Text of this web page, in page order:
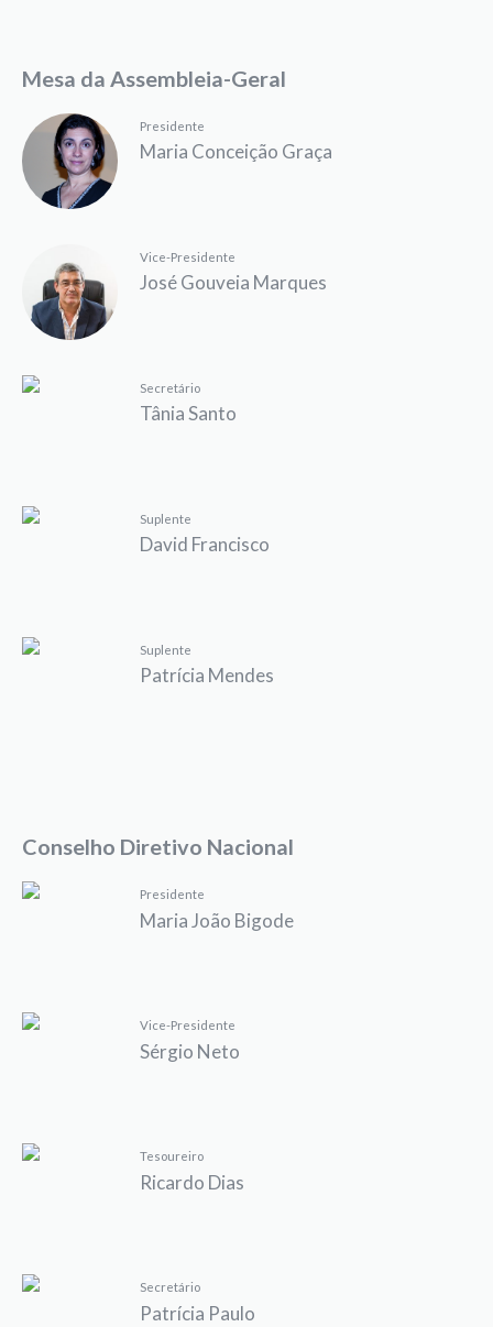
Mesa da Assembleia-Geral
Presidente
Maria Conceição Graça
Vice-Presidente
José Gouveia Marques
Secretário
Tânia Santo
Suplente
David Francisco
Suplente
Patrícia Mendes
Conselho Diretivo Nacional
Presidente
Maria João Bigode
Vice-Presidente
Sérgio Neto
Tesoureiro
Ricardo Dias
Secretário
Patrícia Paulo